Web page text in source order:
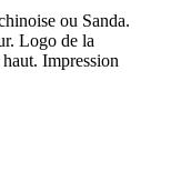
ou Sanda.
Logo de la
Impression